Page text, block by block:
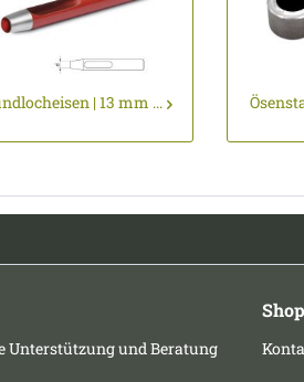
| 13 mm ...
Unterstützung und Beratung